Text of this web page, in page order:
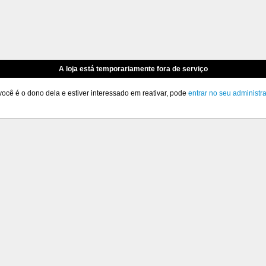
A loja está temporariamente fora de serviço
é o dono dela e estiver interessado em reativar, pode entrar no seu